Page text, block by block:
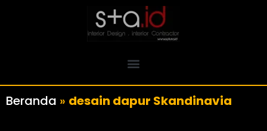
Beranda » desain dapur Skandinavia